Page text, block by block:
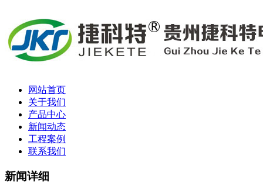
网站首页
关于我们
产品中心
新闻动态
工程案例
联系我们
新闻详细